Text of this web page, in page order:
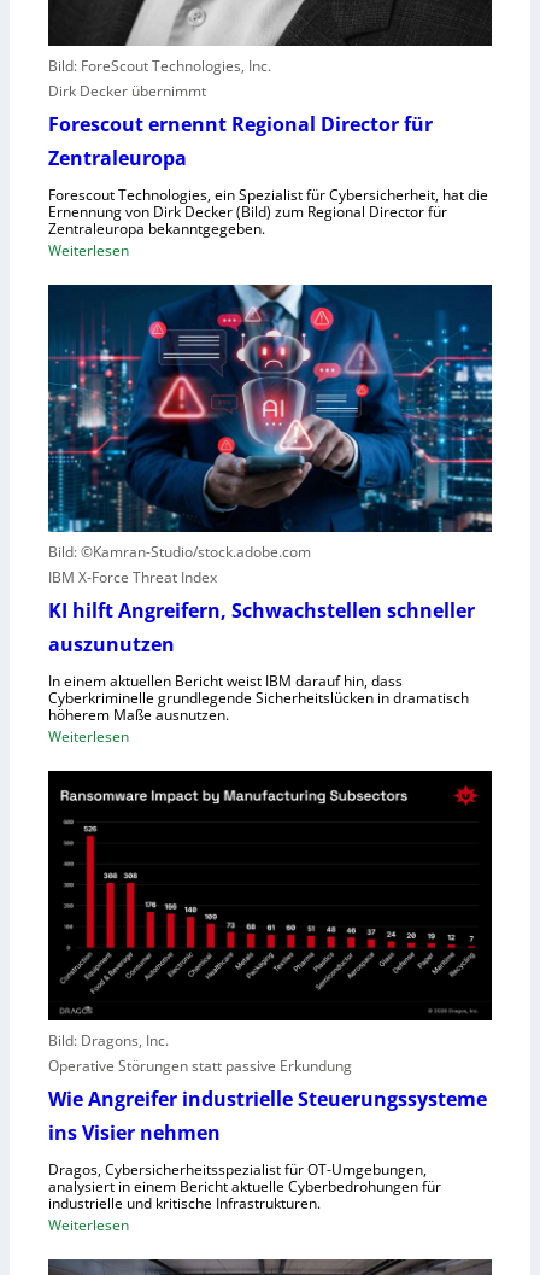
e
b
e
n
V
o
w
ü
r
e
g
e
n
S
c
h
l
e
h
e
i
s
Bild: ForeScout Technologies, Inc.
Dirk Decker übernimmt
Forescout ernennt Regional Director für
Zentraleuropa
Forescout Technologies, ein Spezialist für Cybersicherheit, hat die
Ernennung von Dirk Decker (Bild) zum Regional Director für
Zentraleuropa bekanntgegeben.
Weiterlesen:
r
e
s
c
o
u
t
r
n
e
n
t
R
e
n
D
e
c
o
r
ü
r
e
n
t
r
Bild: ©Kamran-Studio/stock.adobe.com
IBM X-Force Threat Index
KI hilft Angreifern, Schwachstellen schneller
auszunutzen
In einem aktuellen Bericht weist IBM darauf hin, dass
Cyberkriminelle grundlegende Sicherheitslücken in dramatisch
höherem Maße ausnutzen.
Weiterlesen:
f
n
e
i
r
n
,
Bild: Dragons, Inc.
Operative Störungen statt passive Erkundung
Wie Angreifer industrielle Steuerungssysteme
ins Visier nehmen
Dragos, Cybersicherheitsspezialist für OT-Umgebungen,
analysiert in einem Bericht aktuelle Cyberbedrohungen für
industrielle und kritische Infrastrukturen.
Weiterlesen: